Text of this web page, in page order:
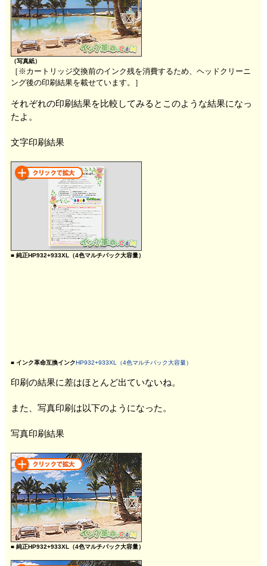
（写真紙）
［※カートリッジ交換前のインク残を消費するため、ヘッドクリーニ
ング後の印刷結果を載せています。］
それぞれの印刷結果を比較してみるとこのような結果になっ
たよ。
文字印刷結果
■ 純正HP932+933XL（4色マルチパック大容量）
■ インク革命互換インクHP932+933XL（4色マルチパック大容量）
印刷の結果に差はほとんど出ていないね。
また、写真印刷は以下のようになった。
写真印刷結果
■ 純正HP932+933XL（4色マルチパック大容量）